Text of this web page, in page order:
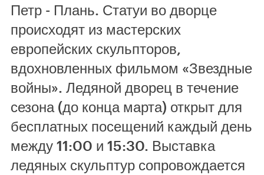
Петр - Плань. Статуи во дворце
происходят из мастерских
европейских скульпторов,
вдохновленных фильмом «Звездные
войны». Ледяной дворец в течение
сезона (до конца марта) открыт для
бесплатных посещений каждый день
между 11:00 и 15:30. Выставка
ледяных скульптур сопровождается